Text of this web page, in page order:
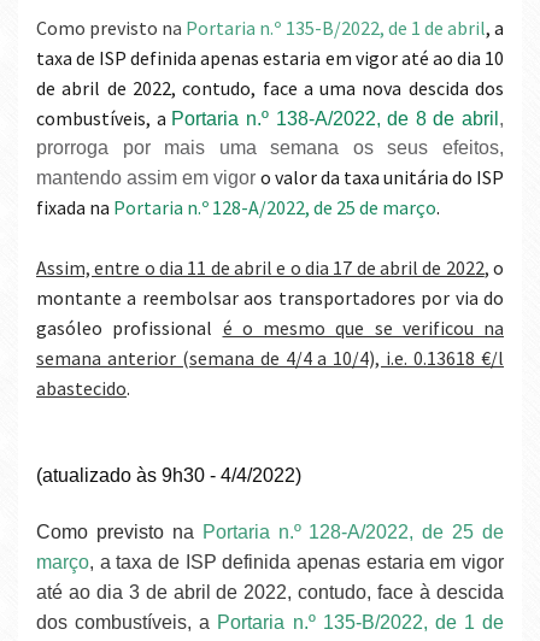
Como previsto na Portaria n.º 135-B/2022, de 1 de abril, a
taxa de ISP definida apenas estaria em vigor até ao dia 10
de abril de 2022, contudo, face a uma nova descida dos
combustíveis, a Portaria n.º 138-A/2022, de 8 de abril ,
prorroga por mais uma semana os seus efeitos,
mantendo assim em vigor o valor da taxa unitária do ISP
fixada na Portaria n.º 128-A/2022, de 25 de março.
Assim, entre o dia 11 de abril e o dia 17 de abril de 2022, o
montante a reembolsar aos transportadores por via do
gasóleo profissional é o mesmo que se verificou na
semana anterior (semana de 4/4 a 10/4), i.e. 0.13618 €/l
abastecido.
(atualizado às 9h30 - 4/4/2022)
Como previsto na Portaria n.º 128-A/2022, de 25 de
março, a taxa de ISP definida apenas estaria em vigor
até ao dia 3 de abril de 2022, contudo, face à descida
dos combustíveis, a Portaria n.º 135-B/2022, de 1 de